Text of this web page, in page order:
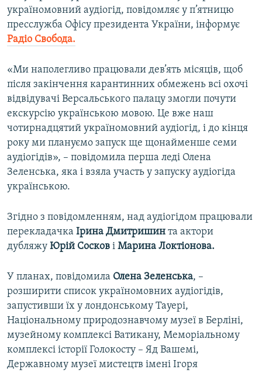
україномовний аудіогід, повідомляє у п’ятницю
пресслужба Офісу президента України, інформує
Радіо Свобода.
«Ми наполегливо працювали дев’ять місяців, щоб
після закінчення карантинних обмежень всі охочі
відвідувачі Версальського палацу змогли почути
екскурсію українською мовою. Це вже наш
чотирнадцятий україномовний аудіогід, і до кінця
року ми плануємо запуск ще щонайменше семи
аудіогідів», – повідомила перша леді Олена
Зеленська, яка і взяла участь у запуску аудіогіда
українською.
Згідно з повідомленням, над аудіогідом працювали
перекладачка Ірина Дмитришин та актори
дубляжу Юрій Сосков і Марина Локтіонова.
У планах, повідомила Олена Зеленська, –
розширити список україномовних аудіогідів,
запустивши їх у лондонському Тауері,
Національному природознавчому музеї в Берліні,
музейному комплексі Ватикану, Меморіальному
комплексі історії Голокосту – Яд Вашемі,
Державному музеї мистецтв імені Ігоря